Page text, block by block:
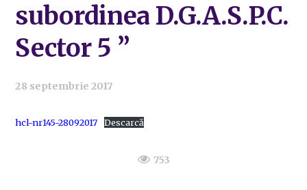
subordinea D.G.A.S.P.C.
Sector 5 ”
28 septembrie 2017
hcl-nr145-28092017 Descarcă
753